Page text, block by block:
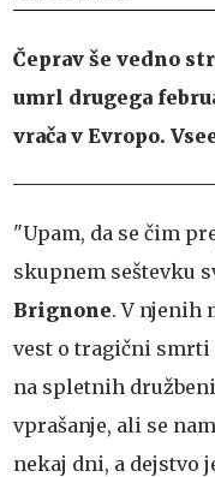
Čeprav še vedno
umrl drugega
vrača v Evropo.
"Upam, da se čim
skupnem seštevku
Brignone. V njenih
vest o tragični smrti
na spletnih
vprašanje, ali se
nekaj dni, a dejstvo